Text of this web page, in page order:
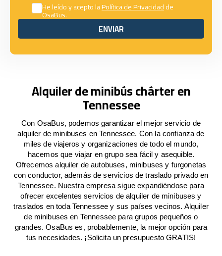
He leído y acepto laPolítica de Privacidadde
OsaBus.
ENVIAR
ENVIAR
Alquiler de minibús chárter en
Tennessee
Con OsaBus, podemos garantizar el mejor servicio de
alquiler de minibuses en Tennessee. Con la confianza de
miles de viajeros y organizaciones de todo el mundo,
hacemos que viajar en grupo sea fácil y asequible.
Ofrecemos alquiler de autobuses, minibuses y furgonetas
con conductor, además de servicios de traslado privado en
Tennessee. Nuestra empresa sigue expandiéndose para
ofrecer excelentes servicios de alquiler de minibuses y
traslados en toda Tennessee y sus países vecinos. Alquiler
de minibuses en Tennessee para grupos pequeños o
grandes. OsaBus es, probablemente, la mejor opción para
tus necesidades. ¡Solicita un presupuesto GRATIS!